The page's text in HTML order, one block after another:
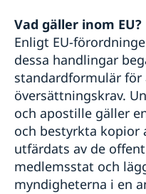
Hälso- och sjukvård
Kriminalitet och
Trafiksäkerhet
Vad gäller inom EU?
Enligt EU-
dessa handlingar
standardformulär för
översättningskrav.
och apostille gäller
och bestyrkta kopior
utfärdats av de
medlemsstat och
myndigheterna i en